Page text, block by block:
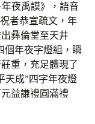
夜禹謨》，語音
祝者恭宣疏文，年
彝倫堂至天井
個年夜字燈組，瞬
重，充足體現了
天成”四字年夜燈
益謙禮圓滿禮